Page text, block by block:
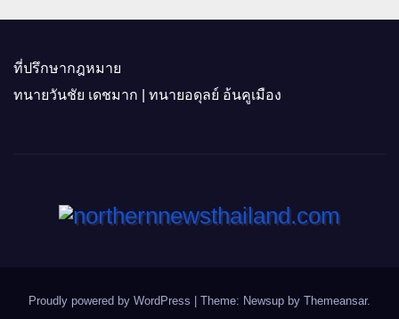
ที่ปรึกษากฎหมาย
ทนายวันชัย เดชมาก | ทนายอดุลย์ อ้นคูเมือง
Proudly powered by WordPress Theme: Newsup by Themeansar.